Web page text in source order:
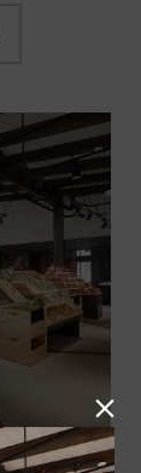
